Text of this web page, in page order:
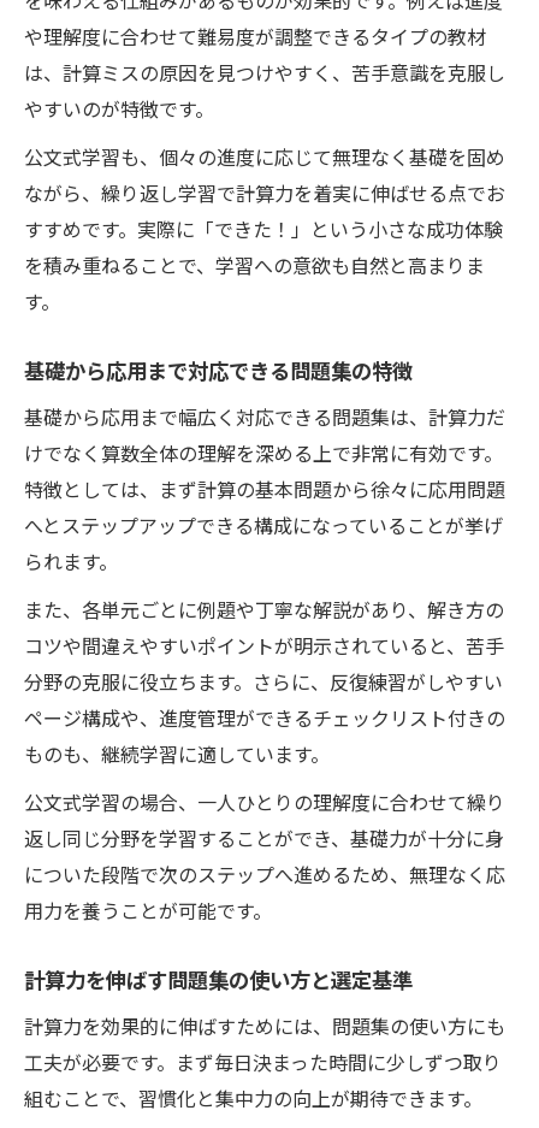
や理解度に合わせて難易度が調整できるタイプの教材
は、計算ミスの原因を見つけやすく、苦手意識を克服し
やすいのが特徴です。
公文式学習も、個々の進度に応じて無理なく基礎を固め
ながら、繰り返し学習で計算力を着実に伸ばせる点でお
すすめです。実際に「できた！」という小さな成功体験
を積み重ねることで、学習への意欲も自然と高まりま
す。
基礎から応用まで対応できる問題集の特徴
基礎から応用まで幅広く対応できる問題集は、計算力だ
けでなく算数全体の理解を深める上で非常に有効です。
特徴としては、まず計算の基本問題から徐々に応用問題
へとステップアップできる構成になっていることが挙げ
られます。
また、各単元ごとに例題や丁寧な解説があり、解き方の
コツや間違えやすいポイントが明示されていると、苦手
分野の克服に役立ちます。さらに、反復練習がしやすい
ページ構成や、進度管理ができるチェックリスト付きの
ものも、継続学習に適しています。
公文式学習の場合、一人ひとりの理解度に合わせて繰り
返し同じ分野を学習することができ、基礎力が十分に身
についた段階で次のステップへ進めるため、無理なく応
用力を養うことが可能です。
計算力を伸ばす問題集の使い方と選定基準
計算力を効果的に伸ばすためには、問題集の使い方にも
工夫が必要です。まず毎日決まった時間に少しずつ取り
組むことで、習慣化と集中力の向上が期待できます。